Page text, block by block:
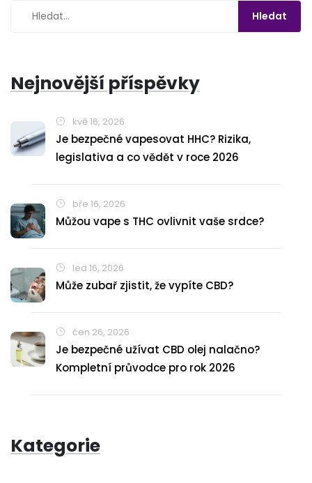
Nejnovější příspěvky
kvě 16, 2026
Je bezpečné vapesovat HHC? Rizika,
legislativa a co vědět v roce 2026
bře 16, 2026
Můžou vape s THC ovlivnit vaše srdce?
led 16, 2026
Může zubař zjistit, že vypíte CBD?
čen 26, 2026
Je bezpečné užívat CBD olej nalačno?
Kompletní průvodce pro rok 2026
Kategorie